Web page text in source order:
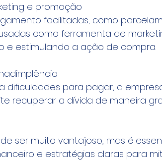
e promoção
facilitadas, como
como ferramenta de
e estimulando a ação de compra.
dificuldades para pagar, a
recuperar a dívida de maneira
ser muito vantajoso, mas é
e estratégias claras para